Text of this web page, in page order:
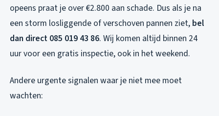
opeens praat je over €2.800 aan schade. Dus als je na
een storm losliggende of verschoven pannen ziet, bel
dan direct 085 019 43 86. Wij komen altijd binnen 24
uur voor een gratis inspectie, ook in het weekend.
Andere urgente signalen waar je niet mee moet
wachten: